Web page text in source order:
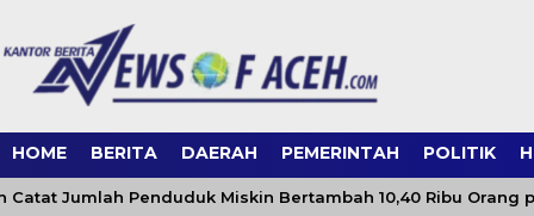
HOME BERITA DAERAH PEMERINTAH POLITIK
Catat Jumlah Penduduk Miskin Bertambah 10,40 Ribu Orang